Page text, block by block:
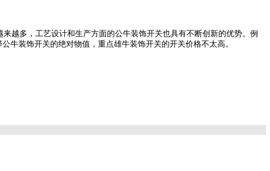
越多，工艺设计和生产方面的公牛装饰开关也具有不断创新的优势。例
牛装饰开关的绝对物值，重点雄牛装饰开关的开关价格不太高。